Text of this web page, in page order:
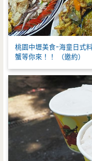
桃園中壢美食-海童日式
蟹等你來！！ （邀約）